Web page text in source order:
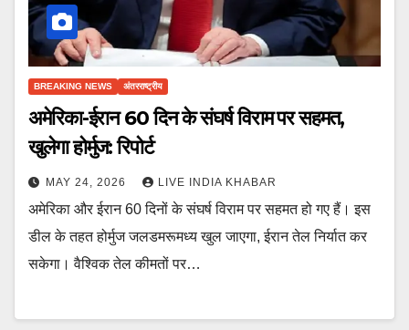
BREAKING NEWS अंतरराष्ट्रीय
अमेरिका-ईरान 60 दिन के संघर्ष विराम पर सहमत,
खुलेगा होर्मुज: रिपोर्ट
MAY 24, 2026 LIVE INDIA KHABAR
अमेरिका और ईरान 60 दिनों के संघर्ष विराम पर सहमत हो गए हैं। इस
डील के तहत होर्मुज जलडमरूमध्य खुल जाएगा, ईरान तेल निर्यात कर
सकेगा। वैश्विक तेल कीमतों पर…